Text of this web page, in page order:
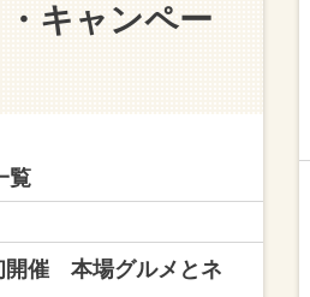
キャンペー
覧
開催 本場グルメとネ